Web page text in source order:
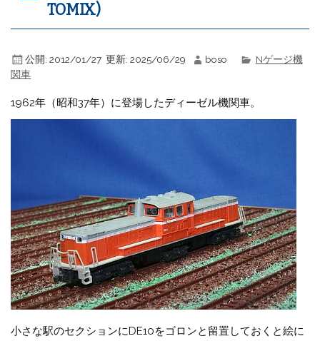
TOMIX)
公開: 2012/01/27 更新: 2025/06/29 boso
Nゲージ機
関車
1962年（昭和37年）に登場したディーゼル機関車。
小さな駅のセクションにDE10をゴロンと留置しておくと絵に